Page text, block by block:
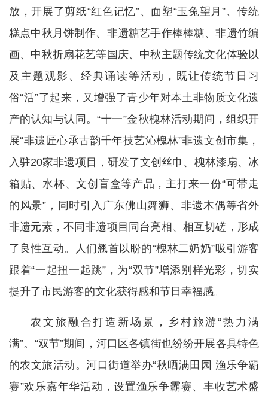
放，开展了剪纸“红色记忆”、面塑“玉兔望月”、传统
糕点中秋月饼制作、非遗糖艺手作棒棒糖、非遗竹编
画、中秋折扇花艺等国庆、中秋主题传统文化体验以
及主题观影、经典诵读等活动，既让传统节日习
俗“活”了起来，又增强了青少年对本土非物质文化遗
产的认知与认同。“十一”金秋槐林活动期间，组织开
展“非遗匠心承古韵千年技艺沁槐林”非遗文创市集，
入驻20家非遗项目，研发了文创丝巾、槐林漆扇、冰
箱贴、水杯、文创盲盒等产品，主打来一份“可带走
的风景”，同时引入广东佛山舞狮、非遗木偶等省外
非遗元素，不同非遗项目同台亮相、相互切磋，形成
了良性互动。人们翘首以盼的“槐林二奶奶”吸引游客
跟着“一起扭一起跳”，为“双节”增添别样光彩，切实
提升了市民游客的文化获得感和节日幸福感。
农文旅融合打造新场景，乡村旅游“热力满
满”。“双节”期间，河口区各镇街也纷纷开展各具特色
的农文旅活动。河口街道举办“秋晒满田园 渔乐争霸
赛”欢乐嘉年华活动，设置渔乐争霸赛、丰收艺术盛